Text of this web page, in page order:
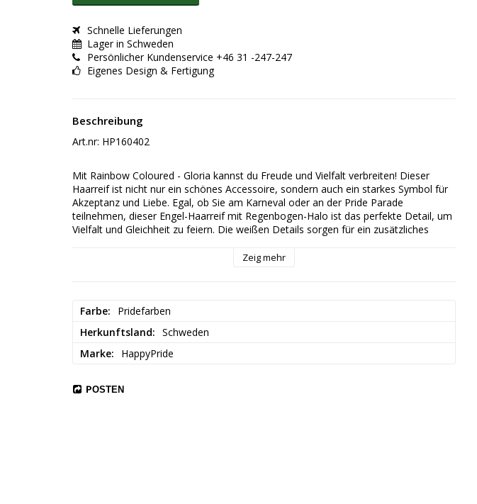
Schnelle Lieferungen
Lager in Schweden
Persönlicher Kundenservice +46 31 -247-247
Eigenes Design & Fertigung
Beschreibung
Art.nr: HP160402
Mit Rainbow Coloured - Gloria kannst du Freude und Vielfalt verbreiten! Dieser
Haarreif ist nicht nur ein schönes Accessoire, sondern auch ein starkes Symbol für
Akzeptanz und Liebe. Egal, ob Sie am Karneval oder an der Pride Parade
teilnehmen, dieser Engel-Haarreif mit Regenbogen-Halo ist das perfekte Detail, um
Vielfalt und Gleichheit zu feiern. Die weißen Details sorgen für ein zusätzliches
lassen Sie diese Tiara zum Highlight jeder Party werden!
Zeig mehr
Farbe
Pridefarben
Herkunftsland
Schweden
Marke
HappyPride
POSTEN